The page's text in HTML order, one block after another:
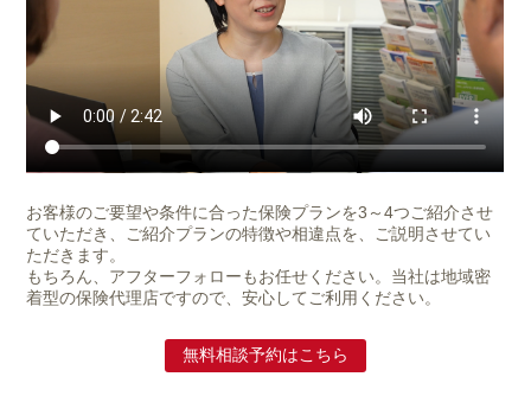
お客様のご要望や条件に合った保険プランを3～4つご紹介させ
ていただき、ご紹介プランの特徴や相違点を、ご説明させてい
ただきます。
もちろん、アフターフォローもお任せください。当社は地域密
着型の保険代理店ですので、安心してご利用ください。
無料相談予約はこちら